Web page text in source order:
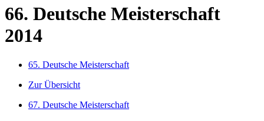
66. Deutsche Meisterschaft
2014
65. Deutsche Meisterschaft
Zur Übersicht
67. Deutsche Meisterschaft